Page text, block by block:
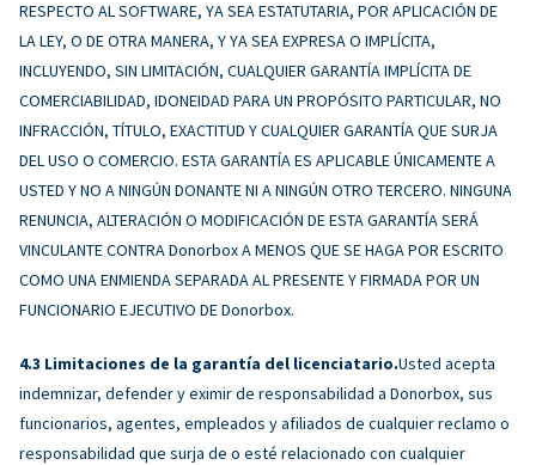
RESPECTO AL SOFTWARE, YA SEA ESTATUTARIA, POR APLICACIÓN DE
LA LEY, O DE OTRA MANERA, Y YA SEA EXPRESA O IMPLÍCITA,
INCLUYENDO, SIN LIMITACIÓN, CUALQUIER GARANTÍA IMPLÍCITA DE
COMERCIABILIDAD, IDONEIDAD PARA UN PROPÓSITO PARTICULAR, NO
INFRACCIÓN, TÍTULO, EXACTITUD Y CUALQUIER GARANTÍA QUE SURJA
DEL USO O COMERCIO. ESTA GARANTÍA ES APLICABLE ÚNICAMENTE A
USTED Y NO A NINGÚN DONANTE NI A NINGÚN OTRO TERCERO. NINGUNA
RENUNCIA, ALTERACIÓN O MODIFICACIÓN DE ESTA GARANTÍA SERÁ
VINCULANTE CONTRA Donorbox A MENOS QUE SE HAGA POR ESCRITO
COMO UNA ENMIENDA SEPARADA AL PRESENTE Y FIRMADA POR UN
FUNCIONARIO EJECUTIVO DE Donorbox.
Limitaciones de la garantía del licenciatario.Usted acepta
indemnizar, defender y eximir de responsabilidad a Donorbox, sus
funcionarios, agentes, empleados y afiliados de cualquier reclamo o
responsabilidad que surja de o esté relacionado con cualquier